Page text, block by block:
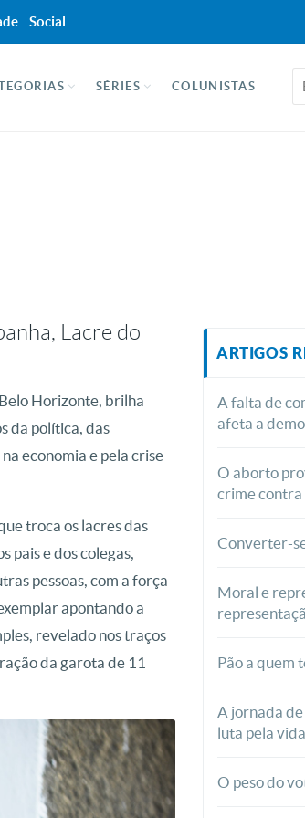
SÉRIES COLUNISTAS
Lacre do
Horizonte, brilha
da política, das
economia e pela crise
troca os lacres das
pais e dos colegas,
pessoas, com a força
apontando a
revelado nos traços
da garota de 11
ARTIGOS
A falta de
afeta a
O aborto
crime contra
Converter-
Moral e
Pão a quem
A jornada
luta pela vida
O peso do
Social